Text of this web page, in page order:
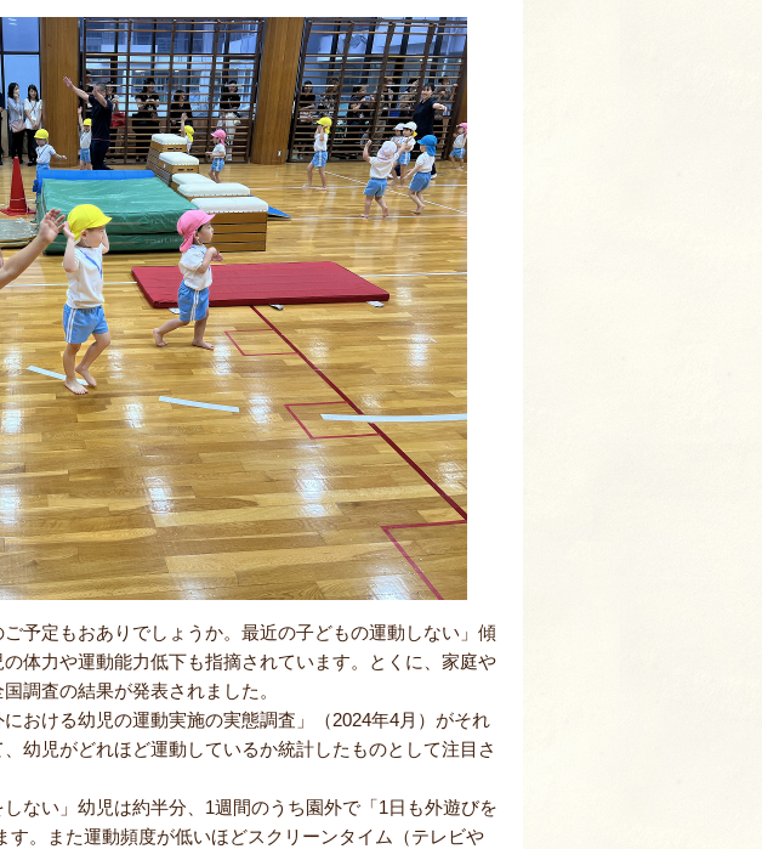
予定もおありでしょうか。最近の子どもの運動しない」傾
体力や運動能力低下も指摘されています。とくに、家庭や
調査の結果が発表されました。
おける幼児の運動実施の実態調査」（2024年4月）がそれ
幼児がどれほど運動しているか統計したものとして注目さ
ない」幼児は約半分、1週間のうち園外で「1日も外遊びを
す。また運動頻度が低いほどスクリーンタイム（テレビや